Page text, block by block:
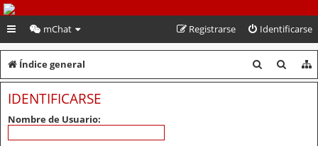
PeruVoley.com
mChat Identificarse
Registrarse
Índice general
u
u
IDENTIFICARSE
Nombre de Usuario: